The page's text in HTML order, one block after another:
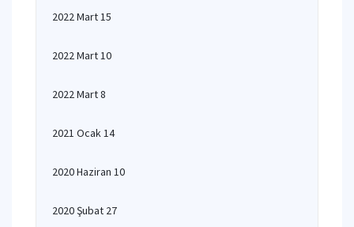
2022 Mart 15
2022 Mart 10
2022 Mart 8
2021 Ocak 14
2020 Haziran 10
2020 Şubat 27